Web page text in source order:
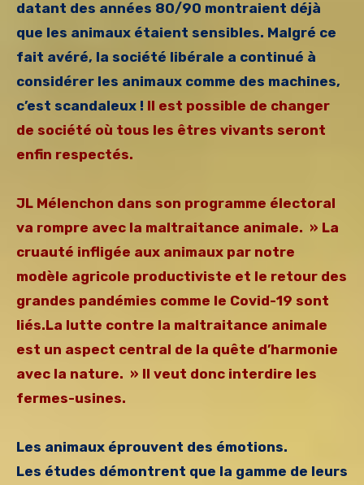
datant des années 80/90 montraient déjà
que les animaux étaient sensibles. Malgré ce
fait avéré, la société libérale a continué à
considérer les animaux comme des machines,
c’est scandaleux ! Il est possible de changer
de société où tous les êtres vivants seront
enfin respectés.
JL Mélenchon dans son programme électoral
va rompre avec la maltraitance animale. » La
cruauté infligée aux animaux par notre
modèle agricole productiviste et le retour des
grandes pandémies comme le Covid-19 sont
liés.La lutte contre la maltraitance animale
est un aspect central de la quête d’harmonie
avec la nature. » Il veut donc interdire les
fermes-usines.
Les animaux éprouvent des émotions.
Les études démontrent que la gamme de leurs